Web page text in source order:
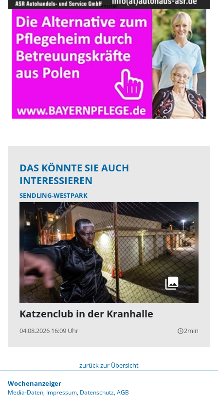
DAS KÖNNTE SIE AUCH
INTERESSIEREN
SENDLING-WESTPARK
Katzenclub in der Kranhalle
04.08.2026 16:09 Uhr query_builder2min
zurück zur Übersicht
Wochenanzeiger
Media-Daten Impressum Datenschutz AGB